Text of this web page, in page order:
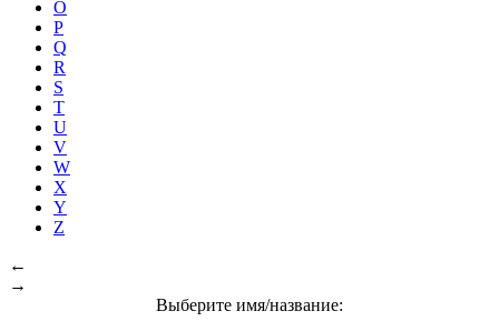
O
P
Q
R
S
T
U
V
W
X
Y
Z
←
→
Выберите имя/название: